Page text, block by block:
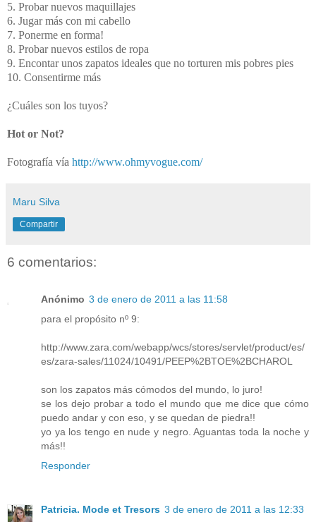
5. Probar nuevos maquillajes
6. Jugar más con mi cabello
7. Ponerme en forma!
8. Probar nuevos estilos de ropa
9. Encontar unos zapatos ideales que no torturen mis pobres pies
10. Consentirme más
¿Cuáles son los tuyos?
Hot or Not?
Fotografía vía http://www.ohmyvogue.com/
Maru Silva
Compartir
6 comentarios:
Anónimo 3 de enero de 2011 a las 11:58
para el propósito nº 9:
http://www.zara.com/webapp/wcs/stores/servlet/product/es/
es/zara-sales/11024/10491/PEEP%2BTOE%2BCHAROL
son los zapatos más cómodos del mundo, lo juro!
se los dejo probar a todo el mundo que me dice que cómo
puedo andar y con eso, y se quedan de piedra!!
yo ya los tengo en nude y negro. Aguantas toda la noche y
más!!
Responder
Patricia. Mode et Tresors 3 de enero de 2011 a las 12:33